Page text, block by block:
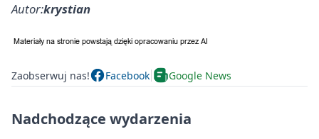
Autor:krystian
Zaobserwuj nas! Facebook Google News
Nadchodzące wydarzenia